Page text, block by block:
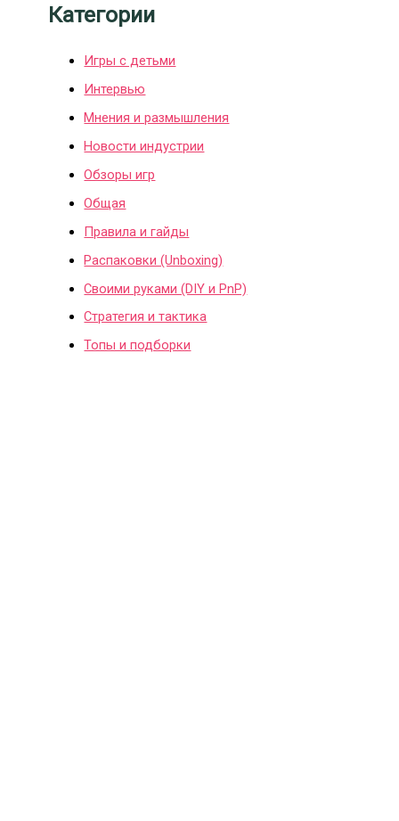
Категории
Игры с детьми
Интервью
Мнения и размышления
Новости индустрии
Обзоры игр
Общая
Правила и гайды
Распаковки (Unboxing)
Своими руками (DIY и PnP)
Стратегия и тактика
Топы и подборки